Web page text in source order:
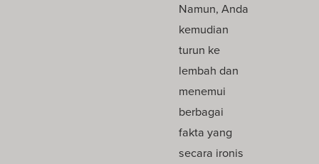
Namun, Anda
kemudian
turun ke
lembah dan
menemui
berbagai
fakta yang
secara ironis